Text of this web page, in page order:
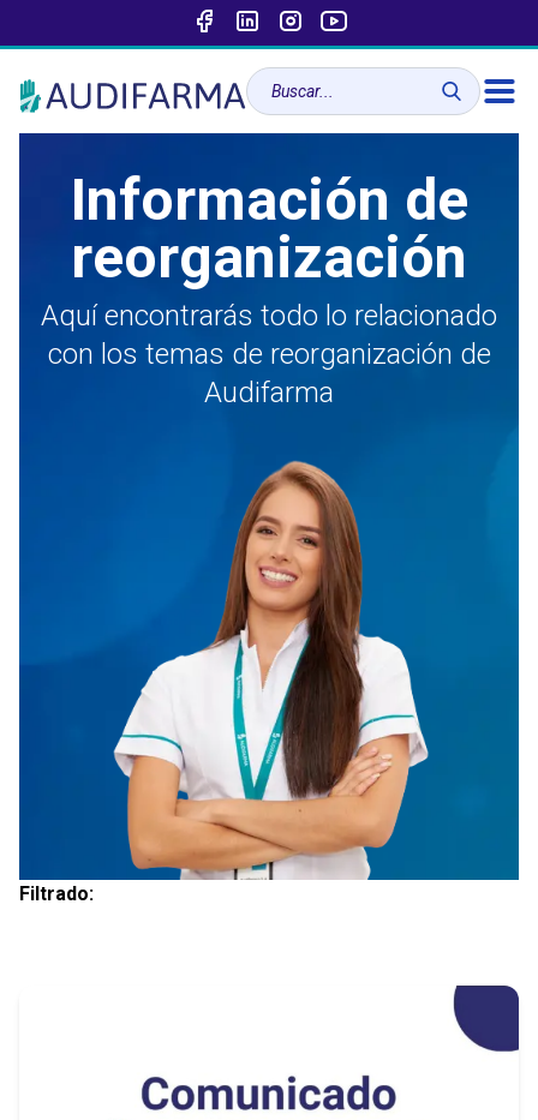
Información de
reorganización
Aquí encontrarás todo lo relacionado
con los temas de reorganización de
Audifarma
Filtrado: